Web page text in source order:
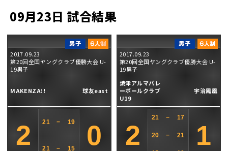
09月23日 試合結果
2017.09.23
第20回全国ヤングクラブ優勝大会 U-
19男子
MAKENZA!! 球友east
2 21 − 19
21 − 15 0
2017.09.23
第20回全国ヤングクラブ優勝大会 U-
19男子
焼津アルマバレ
ーボールクラブ
U19
宇治鳳凰
2
21 − 17
20 − 21 1